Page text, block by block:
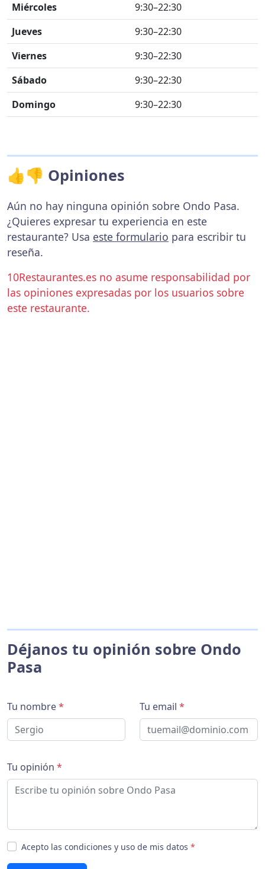
Miércoles
9:30–22:30
Jueves
9:30–22:30
Viernes
9:30–22:30
Sábado
9:30–22:30
Domingo
9:30–22:30
👍👎 Opiniones
Aún no hay ninguna opinión sobre Ondo Pasa.
¿Quieres expresar tu experiencia en este
restaurante? Usa este formulario para escribir tu
reseña.
10Restaurantes.es no asume responsabilidad por
las opiniones expresadas por los usuarios sobre
este restaurante.
Déjanos tu opinión sobre Ondo
Pasa
Tu nombre* Tu email *
Tu opinión *
Acepto las condiciones y uso de mis datos *